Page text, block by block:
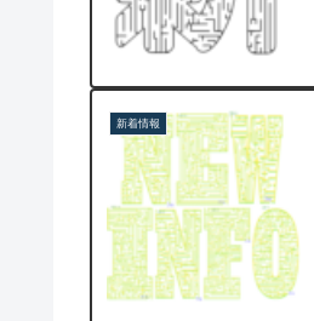
新着情報